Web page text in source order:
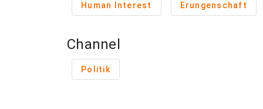
Human Interest Erungenschaft
Channel
Politik